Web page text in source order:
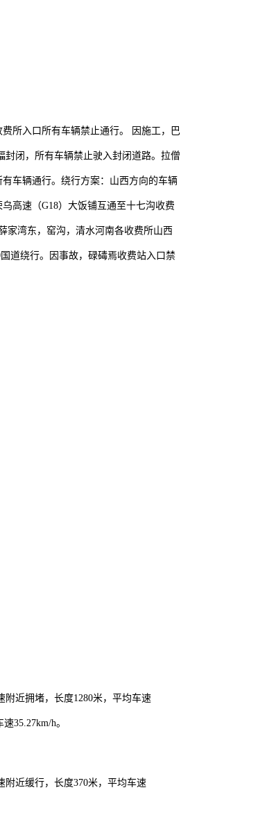
所入口所有车辆禁止通行。 因施工，巴
封闭，所有车辆禁止驶入封闭道路。拉僧
车辆通行。绕行方案：山西方向的车辆
高速（G18）大饭铺互通至十七沟收费
家湾东，窑沟，清水河南各收费所山西
道绕行。因事故，碌碡焉收费站入口禁
附近拥堵，长度1280米，平均车速
35.27km/h。
附近缓行，长度370米，平均车速